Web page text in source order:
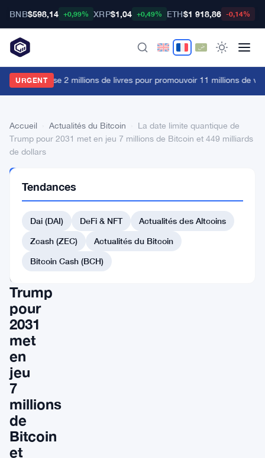
BNB$598,14 +0,99% XRP$1,04 +0,49% ETH$1 918,86 -0,14%
URGENT
FCA dépense 2 millions de livres pour promouvoir 11 millions de
Accueil Actualités du Bitcoin
La date limite quantique de
Trump pour 2031 met en jeu 7 millions de Bitcoin et 449 milliards
de dollars
DU BITCOIN
date
limite
quantique
de
Trump
pour
2031
met
en
jeu
7
millions
de
Bitcoin
et
Tendances
Dai (DAI) DeFi & NFT
Actualités des Altcoins
Zcash (ZEC)
Actualités du Bitcoin
Bitcoin Cash (BCH)